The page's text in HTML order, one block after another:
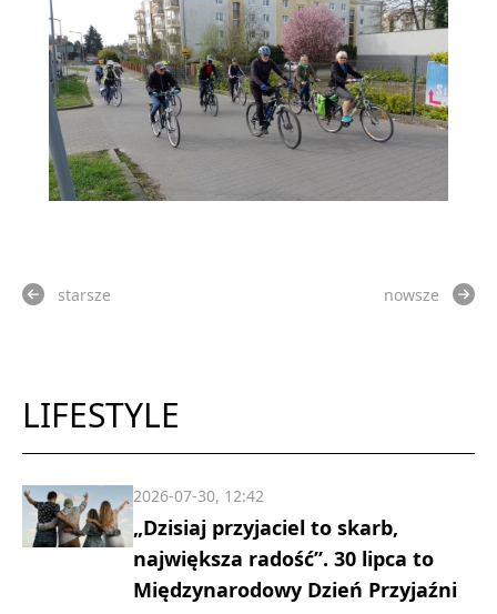
starsze nowsze
LIFESTYLE
„Dzisiaj przyjaciel to skarb,
największa radość”. 30 lipca to
Międzynarodowy Dzień Przyjaźni
2026-07-30, 12:42